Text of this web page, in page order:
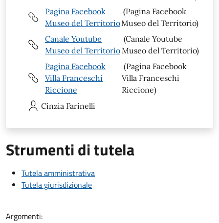
Pagina Facebook
Museo del Territorio
(Pagina Facebook
Museo del Territorio)
Canale Youtube
Museo del Territorio
(Canale Youtube
Museo del Territorio)
Pagina Facebook
Villa Franceschi
Riccione
(Pagina Facebook
Villa Franceschi
Riccione)
Cinzia Farinelli
Strumenti di tutela
Tutela amministrativa
Tutela giurisdizionale
Argomenti: